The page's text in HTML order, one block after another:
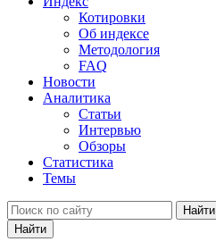
Котировки
Об индексе
Методология
FAQ
Новости
Аналитика
Статьи
Интервью
Обзоры
Статистика
Темы
Найти
Найти